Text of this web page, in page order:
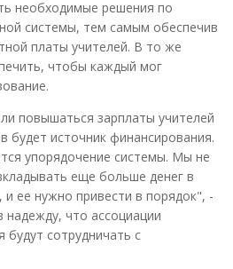
необходимые решения по
системы, тем самым обеспечив
платы учителей. В то же
чтобы каждый мог
повышаться зарплаты учителей
будет источник финансирования.
упорядочение системы. Мы не
еще больше денег в
ее нужно привести в порядок", -
надежду, что ассоциации
сотрудничать с